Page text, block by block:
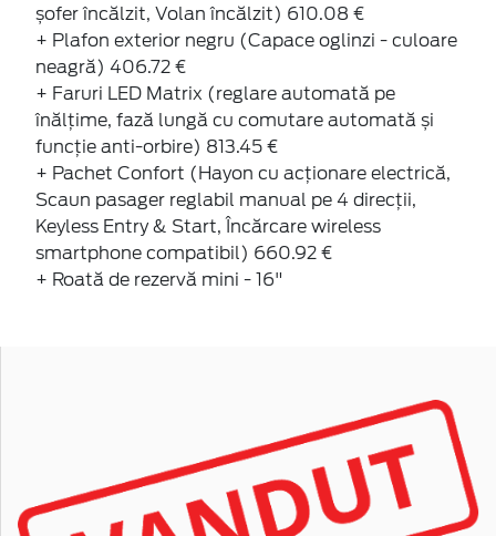
șofer încălzit, Volan încălzit) 610.08 €
+ Plafon exterior negru (Capace oglinzi - culoare
neagră) 406.72 €
+ Faruri LED Matrix (reglare automată pe
înălțime, fază lungă cu comutare automată și
funcție anti-orbire) 813.45 €
+ Pachet Confort (Hayon cu acționare electrică,
Scaun pasager reglabil manual pe 4 direcții,
Keyless Entry & Start, Încărcare wireless
smartphone compatibil) 660.92 €
+ Roată de rezervă mini - 16"